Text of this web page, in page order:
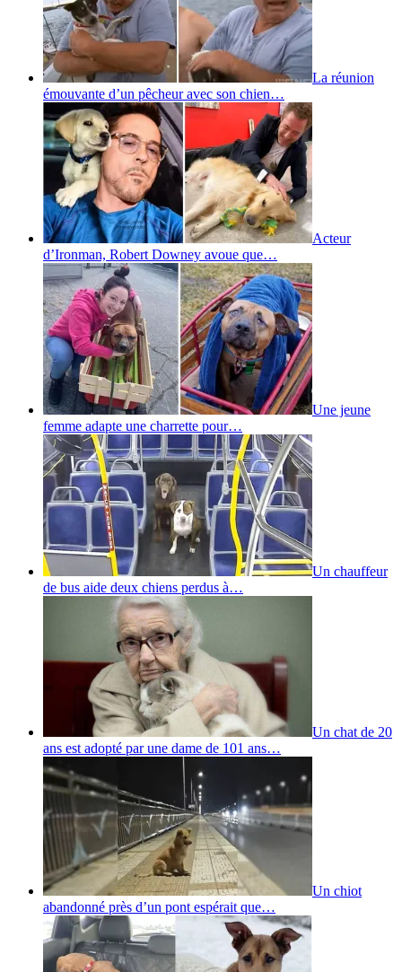
La réunion
émouvante d’un pêcheur avec son chien…
Acteur
d’Ironman, Robert Downey avoue que…
Une jeune
femme adapte une charrette pour…
Un chauffeur
de bus aide deux chiens perdus à…
Un chat de 20
ans est adopté par une dame de 101 ans…
Un chiot
abandonné près d’un pont espérait que…